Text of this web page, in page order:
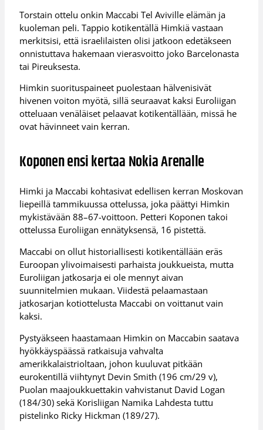
Torstain ottelu onkin Maccabi Tel Aviville elämän ja
kuoleman peli. Tappio kotikentällä Himkiä vastaan
merkitsisi, että israelilaisten olisi jatkoon edetäkseen
onnistuttava hakemaan vierasvoitto joko Barcelonasta
tai Pireuksesta.
Himkin suorituspaineet puolestaan hälvenisivät
hivenen voiton myötä, sillä seuraavat kaksi Euroliigan
otteluaan venäläiset pelaavat kotikentällään, missä he
ovat hävinneet vain kerran.
Koponen ensi kertaa Nokia Arenalle
Himki ja Maccabi kohtasivat edellisen kerran Moskovan
liepeillä tammikuussa ottelussa, joka päättyi Himkin
mykistävään 88–67-voittoon. Petteri Koponen takoi
ottelussa Euroliigan ennätyksensä, 16 pistettä.
Maccabi on ollut historiallisesti kotikentällään eräs
Euroopan ylivoimaisesti parhaista joukkueista, mutta
Euroliigan jatkosarja ei ole mennyt aivan
suunnitelmien mukaan. Viidestä pelaamastaan
jatkosarjan kotiottelusta Maccabi on voittanut vain
kaksi.
Pystyäkseen haastamaan Himkin on Maccabin saatava
hyökkäyspäässä ratkaisuja vahvalta
amerikkalaistrioltaan, johon kuuluvat pitkään
eurokentillä viihtynyt Devin Smith (196 cm/29 v),
Puolan maajoukkuettakin vahvistanut David Logan
(184/30) sekä Korisliigan Namika Lahdesta tuttu
pistelinko Ricky Hickman (189/27).